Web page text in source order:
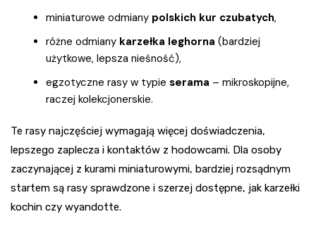
miniaturowe odmiany polskich kur czubatych,
różne odmiany karzełka leghorna (bardziej
użytkowe, lepsza nieśność),
egzotyczne rasy w typie serama – mikroskopijne,
raczej kolekcjonerskie.
Te rasy najczęściej wymagają więcej doświadczenia,
lepszego zaplecza i kontaktów z hodowcami. Dla osoby
zaczynającej z kurami miniaturowymi, bardziej rozsądnym
startem są rasy sprawdzone i szerzej dostępne, jak karzełki
kochin czy wyandotte.